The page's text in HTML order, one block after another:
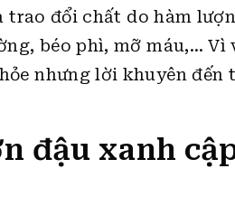
trao đổi chất do hàm
béo phì, mỡ máu,… Vì
nhưng lời khuyên đến
đậu xanh